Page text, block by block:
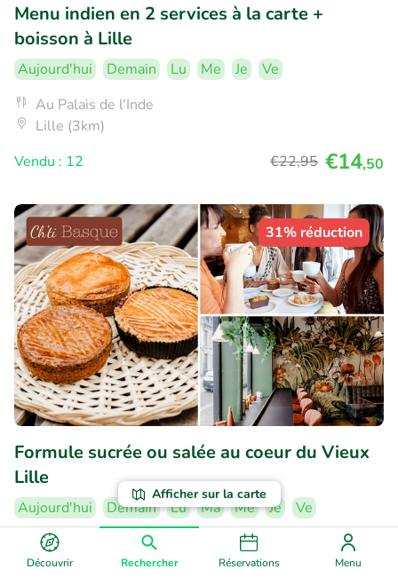
Découvrir Rechercher Réservations Menu
Afficher sur la carte
Menu indien en 2 services à la carte +
boisson à Lille
Aujourd'hui Demain Lu Me Je
Ve
Au Palais de l'Inde
Lille (3km)
Vendu : 12
€22,95 €14,50
31% réduction
Formule sucrée ou salée au coeur du Vieux
Lille
Aujourd'hui Demain Lu Ma Me Je
Ve
• 9 commentaires